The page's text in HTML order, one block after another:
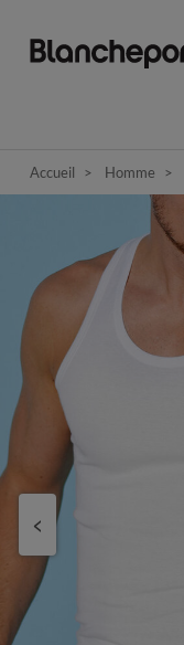
Accueil Homme